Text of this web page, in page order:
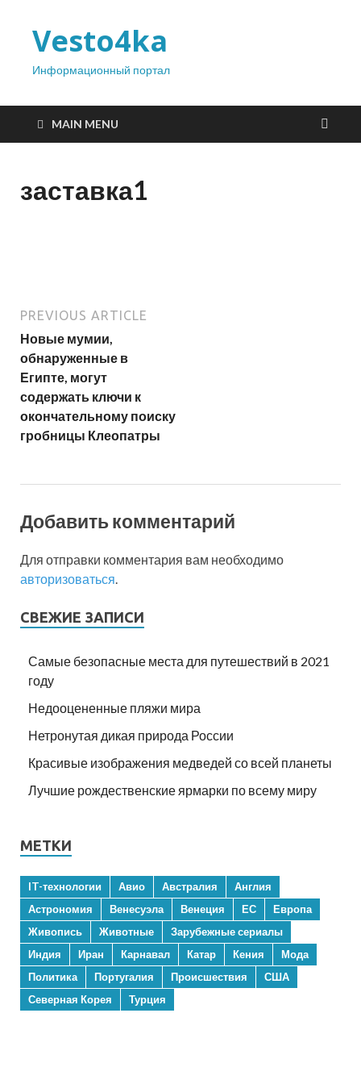
Vesto4ka
Информационный портал
MAIN MENU
заставка1
PREVIOUS ARTICLE
Новые мумии,
обнаруженные в
Египте, могут
содержать ключи к
окончательному поиску
гробницы Клеопатры
Добавить комментарий
Для отправки комментария вам необходимо
авторизоваться
СВЕЖИЕ ЗАПИСИ
Самые безопасные места для путешествий в 2021
году
Недооцененные пляжи мира
Нетронутая дикая природа России
Красивые изображения медведей со всей планеты
Лучшие рождественские ярмарки по всему миру
МЕТКИ
IT-технологии Авио Австралия
Англия
Астрономия
Венесуэла Венеция ЕС
Европа
Живопись
Животные
Зарубежные сериалы
Индия
Иран Карнавал Катар Кения
Мода
Политика
Португалия Происшествия
США
Северная Корея
Турция